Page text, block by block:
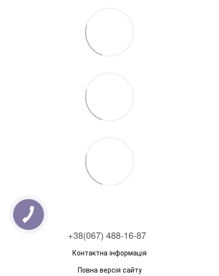
+38(067) 488-16-87
Контактна інформація
Повна версія сайту